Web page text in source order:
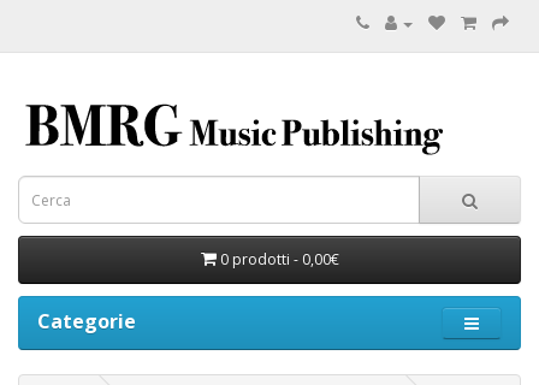
0 prodotti - 0,00€
Categorie